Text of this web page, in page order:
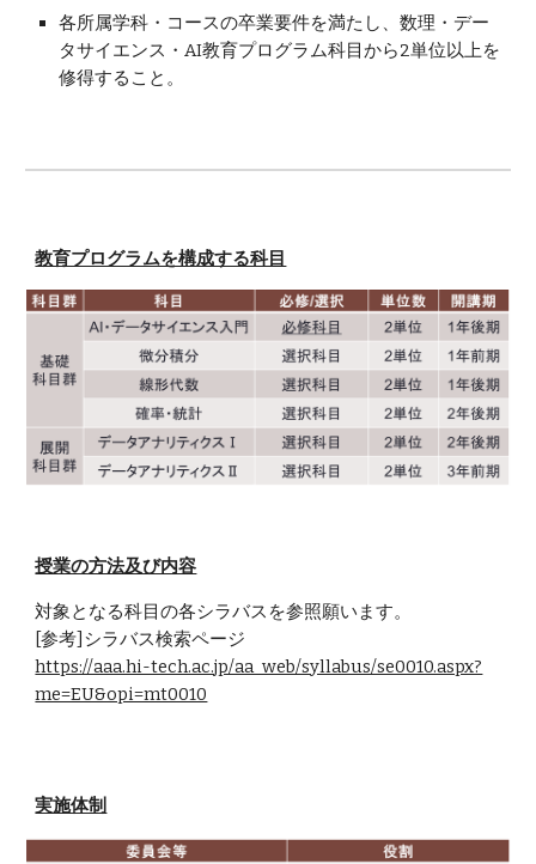
各所属学科・コースの卒業要件を満たし、数理・デー
タサイエンス・AI教育プログラム科目から2単位以上を
修得すること。
教育プログラムを構成する科⽬
授業の方法及び内容
対象となる科目の各シラバスを参照願います。
[参考]シラバス検索ページ
https://aaa.hi-tech.ac.jp/aa_web/syllabus/se0010.aspx?
me=EU&opi=mt0010
実施体制